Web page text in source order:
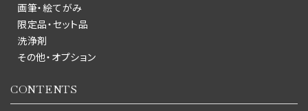
画筆・絵てがみ
限定品・セット品
洗浄剤
その他・オプション
CONTENTS